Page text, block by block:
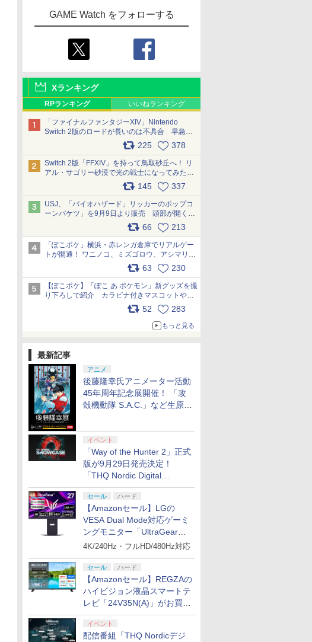
GAME Watch をフォローする
Xランキング
RPランキング いいねランキング
「ファイナルファンタジーXIV」Nintendo
Switch 2版のロードが長いのは不具合 早急に
アップデートできるよう対応中225 378
Switch 2版「FFXIV」を持って鳥取砂丘へ！ リ
アル・サゴリー砂漠で光の戦士になってみた
145 337
USJ、「バイオハザード」リッカーのポップコ
ーンバケツ」を9月9日より販売 頭部が開く仕
組み。味は恐怖を堪のう「味噌フレーバー」
66 213
「ぽこポケ」横浜・赤レンガ倉庫でリアルゲー
トが開通！ ワニノコ、ミズゴロウ、アシマリ登
場シーンをレポート pic.x.com/LDgEByVl6D
63 230
【ぽこポケ】「ぽこ あ ポケモン」新グッズを撮
り下ろしで紹介 カラビナ付きマスコットやス
52 283
もっと見る
最新記事
アニメ
後藤隆幸氏アニメーター活動
45年周年記念展開催！ 「攻
殻機動隊 S.A.C.」など生原
イベント
「Way of the Hunter 2」正式
版が9月29日発売決定！
「THQ Nordic Digital
Showcase 2026」まとめ
セール ハード
【Amazonセール】LGの
VESA Dual Mode対応ゲーミ
ングモニター「UltraGear
27G850A-B」がお買い得！
4K/240Hz・フルHD/480Hz対応
セール ハード
【Amazonセール】REGZAの
ハイビジョン液晶スマートテ
レビ「24V35N(A)」がお買い
得！
イベント
配信番組「THQ Nordicデジ